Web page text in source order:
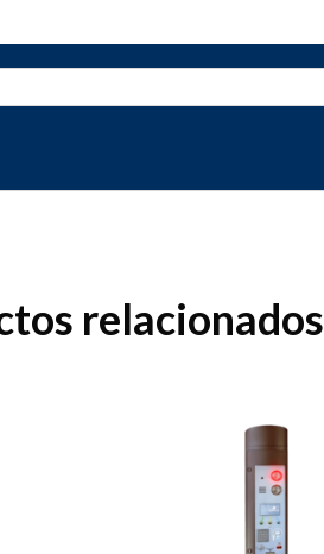
relacionados